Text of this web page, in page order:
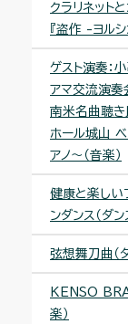
クラリネット
『盗作 -ヨルシ
ゲスト演奏：
アマ交流演
南米名曲聴き
ホール城山 ベ
アノ～（音楽）
健康と楽しい
ンダンス（ダン
弦想舞刀曲（
KENSO
楽）